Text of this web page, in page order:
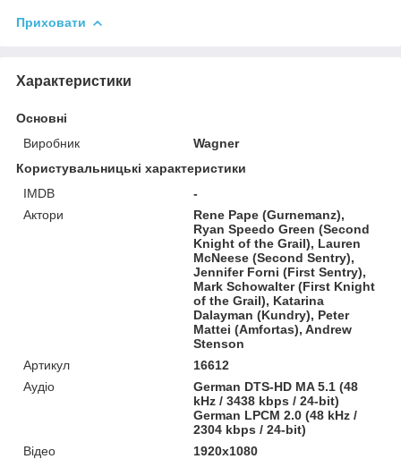
Приховати
Характеристики
Основні
Виробник
Wagner
Користувальницькі характеристики
IMDB
-
Актори
Rene Pape (Gurnemanz),
Ryan Speedo Green (Second
Knight of the Grail), Lauren
McNeese (Second Sentry),
Jennifer Forni (First Sentry),
Mark Schowalter (First Knight
of the Grail), Katarina
Dalayman (Kundry), Peter
Mattei (Amfortas), Andrew
Stenson
Артикул
16612
Аудіо
German DTS-HD MA 5.1 (48
kHz / 3438 kbps / 24-bit)
German LPCM 2.0 (48 kHz /
2304 kbps / 24-bit)
Відео
1920x1080